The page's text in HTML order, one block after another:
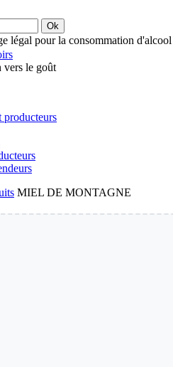
Ok
légal pour la consommation
vers le goût
producteurs
MIEL DE MONTAGNE